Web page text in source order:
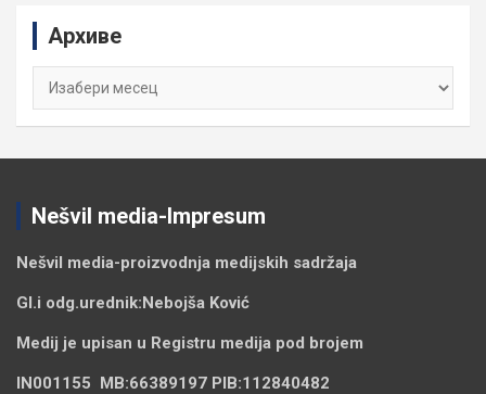
Архиве
Архиве
Nešvil media-Impresum
Nešvil media-proizvodnja medijskih sadržaja
Gl.i odg.urednik:Nebojša Ković
Medij je upisan u Registru medija pod brojem
IN001155 MB:66389197 PIB:112840482